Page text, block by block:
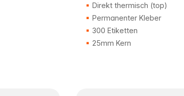
Direkt thermisch (top)
Permanenter Kleber
300 Etiketten
25mm Kern